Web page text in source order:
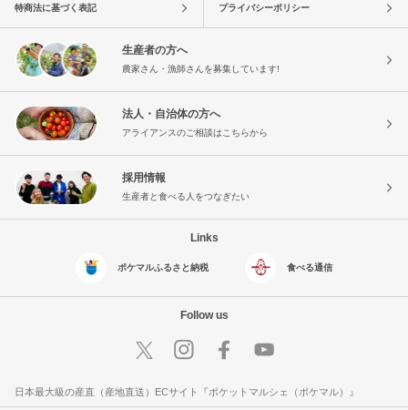
特商法に基づく表記 プライバシーポリシー
生産者の方へ
農家さん・漁師さんを募集しています!
法人・自治体の方へ
アライアンスのご相談はこちらから
採用情報
生産者と食べる人をつなぎたい
Links
ポケマルふるさと納税 食べる通信
Follow us
日本最大級の産直（産地直送）ECサイト『ポケットマルシェ（ポケマル）』